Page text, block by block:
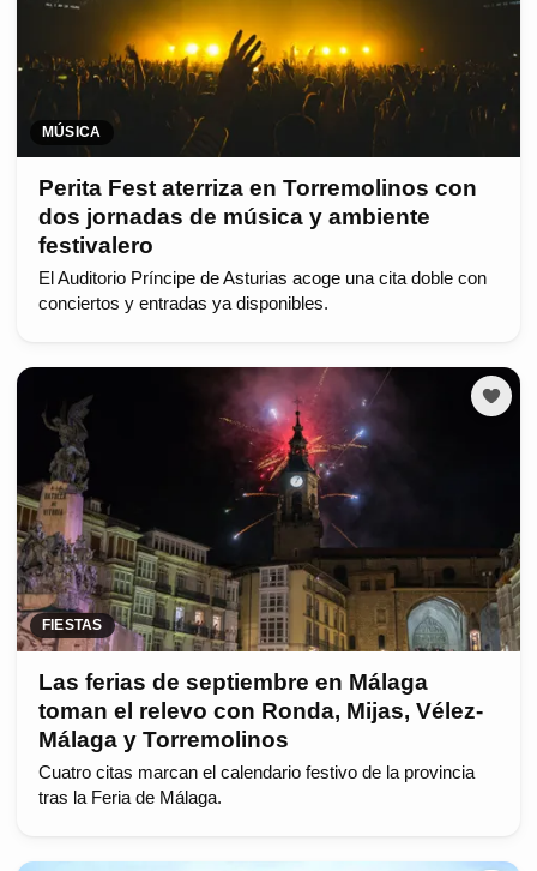
MÚSICA
Perita Fest aterriza en Torremolinos con
dos jornadas de música y ambiente
festivalero
El Auditorio Príncipe de Asturias acoge una cita doble con
conciertos y entradas ya disponibles.
FIESTAS
Las ferias de septiembre en Málaga
toman el relevo con Ronda, Mijas, Vélez-
Málaga y Torremolinos
Cuatro citas marcan el calendario festivo de la provincia
tras la Feria de Málaga.